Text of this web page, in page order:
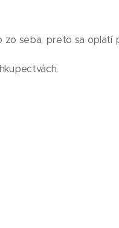
zo seba, preto sa oplatí